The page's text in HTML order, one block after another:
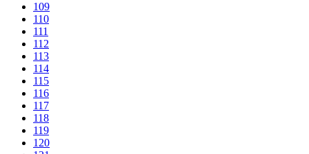
109
110
111
112
113
114
115
116
117
118
119
120